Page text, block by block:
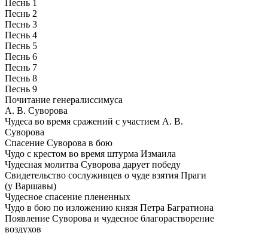
Песнь 1
Песнь 2
Песнь 3
Песнь 4
Песнь 5
Песнь 6
Песнь 7
Песнь 8
Песнь 9
Почитание генералиссимуса
А. В. Суворова
Чудеса во время сражений с участием А. В.
Суворова
Спасение Суворова в бою
Чудо с крестом во время штурма Измаила
Чудесная молитва Суворова дарует победу
Свидетельство сослуживцев о чуде взятия Праги
(у Варшавы)
Чудесное спасение плененных
Чудо в бою по изложению князя Петра Багратиона
Появление Суворова и чудесное благорастворение
воздухов